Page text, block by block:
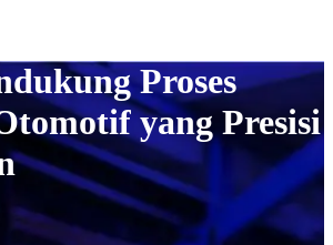
Proses
yang Presisi